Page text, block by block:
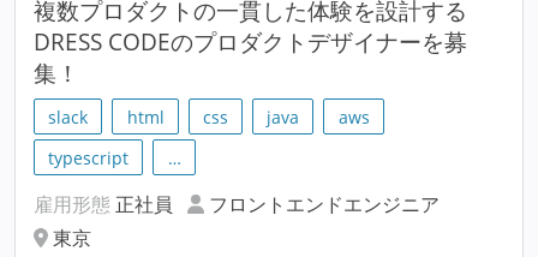
複数プロダクトの一貫した体験を設計する
DRESS CODEのプロダクトデザイナーを募
集！
slack html css java
aws
typescript
…
雇用形態 正社員
フロントエンドエンジニア
東京